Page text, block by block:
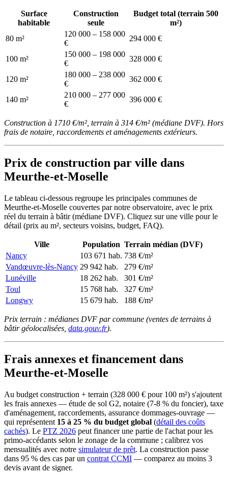
Surface
habitable
Construction
seule
Budget total (terrain 500
m²)
80 m²
120 000 – 158 000
€
294 000 €
100 m²
150 000 – 198 000
€
328 000 €
120 m²
180 000 – 238 000
€
362 000 €
140 m²
210 000 – 277 000
€
396 000 €
Construction à 1710 €/m², terrain à 314 €/m² (médiane DVF). Hors
frais de notaire, raccordements et aménagements extérieurs.
Prix de construction par ville dans
Meurthe-et-Moselle
Le tableau ci-dessous regroupe les principales communes de
Meurthe-et-Moselle couvertes par notre observatoire, avec le prix
réel du terrain à bâtir (médiane DVF). Cliquez sur une ville pour le
détail (prix au m², secteurs voisins, budget, FAQ).
Ville Population Terrain médian (DVF)
Nancy
103 671 hab. 738 €/m²
Vandœuvre-lès-Nancy 29 942 hab.
279 €/m²
Lunéville
18 262 hab.
301 €/m²
Toul
15 768 hab.
327 €/m²
Longwy
15 679 hab. 188 €/m²
Prix terrain : médianes DVF par commune (ventes de terrains à
bâtir géolocalisées, data.gouv.fr).
Frais annexes et financement dans
Meurthe-et-Moselle
Au budget construction + terrain (328 000 € pour 100 m²) s'ajoutent
les frais annexes — étude de sol G2, notaire (7-8 % du foncier), taxe
d'aménagement, raccordements, assurance dommages-ouvrage —
qui représentent 15 à 25 % du budget global (détail des coûts
cachés). Le PTZ 2026 peut financer une partie de l'achat pour les
primo-accédants selon le zonage de la commune ; calibrez vos
mensualités avec notre simulateur de prêt. La construction passe
dans 95 % des cas par un contrat CCMI — comparez au moins 3
devis avant de signer.